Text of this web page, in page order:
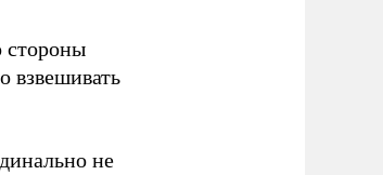
стороны
взвешивать
не